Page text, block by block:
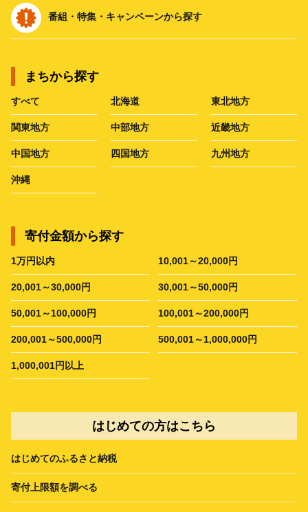
番組・特集・キャンペーンから探す
まちから探す
すべて 北海道 東北地方
関東地方 中部地方 近畿地方
中国地方 四国地方 九州地方
沖縄
寄付金額から探す
1万円以内 10,001～20,000円
20,001～30,000円 30,001～50,000円
50,001～100,000円 100,001～200,000円
200,001～500,000円 500,001～1,000,000円
1,000,001円以上
はじめての方はこちら
はじめてのふるさと納税
寄付上限額を調べる